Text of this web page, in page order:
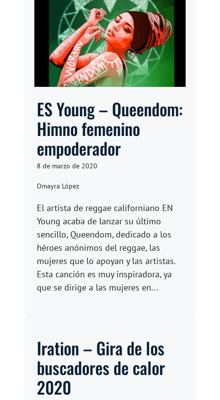
ES Young – Queendom:
Himno femenino
empoderador
8 de marzo de 2020
Omayra López
El artista de reggae californiano EN
Young acaba de lanzar su último
sencillo, Queendom, dedicado a los
héroes anónimos del reggae, las
mujeres que lo apoyan y las artistas.
Esta canción es muy inspiradora, ya
que se dirige a las mujeres en...
Iration – Gira de los
buscadores de calor
2020